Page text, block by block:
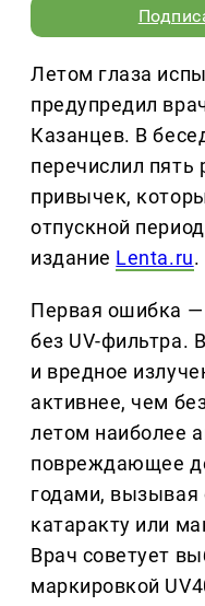
Летом глаза
предупредил
Казанцев. В
перечислил пять
привычек,
отпускной
издание Lenta.ru.
Первая ошибка
без UV-фильтра.
и вредное
активнее, чем
летом наиболее
повреждающее
годами, вызывая
катаракту или
Врач советует
маркировкой